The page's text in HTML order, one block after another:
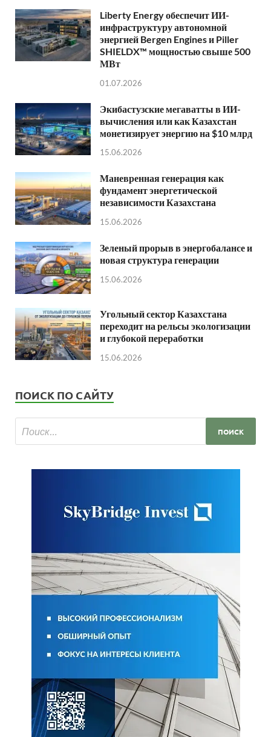
Liberty Energy обеспечит ИИ-
инфраструктуру автономной
энергией Bergen Engines и Piller
SHIELDX™ мощностью свыше 500
МВт
01.07.2026
Экибастузские мегаватты в ИИ-
вычисления или как Казахстан
монетизирует энергию на $10 млрд
15.06.2026
Маневренная генерация как
фундамент энергетической
независимости Казахстана
15.06.2026
Зеленый прорыв в энергобалансе и
новая структура генерации
15.06.2026
Угольный сектор Казахстана
переходит на рельсы экологизации
и глубокой переработки
15.06.2026
ПОИСК ПО САЙТУ